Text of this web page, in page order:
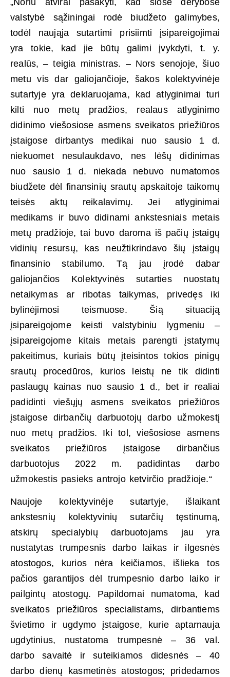
valstybė sąžiningai rodė biudžeto galimybes,
todėl naująja sutartimi prisiimti įsipareigojimai
yra tokie, kad jie būtų galimi įvykdyti, t. y.
realūs, – teigia ministras. – Nors senojoje, šiuo
metu vis dar galiojančioje, šakos kolektyvinėje
sutartyje yra deklaruojama, kad atlyginimai turi
kilti nuo metų pradžios, realaus atlyginimo
didinimo viešosiose asmens sveikatos priežiūros
įstaigose dirbantys medikai nuo sausio 1 d.
niekuomet nesulaukdavo, nes lėšų didinimas
nuo sausio 1 d. niekada nebuvo numatomos
biudžete dėl finansinių srautų apskaitoje taikomų
teisės aktų reikalavimų. Jei atlyginimai
medikams ir buvo didinami ankstesniais metais
metų pradžioje, tai buvo daroma iš pačių įstaigų
vidinių resursų, kas neužtikrindavo šių įstaigų
finansinio stabilumo. Tą jau įrodė dabar
galiojančios Kolektyvinės sutarties nuostatų
netaikymas ar ribotas taikymas, privedęs iki
bylinėjimosi teismuose. Šią situaciją
įsipareigojome keisti valstybiniu lygmeniu –
įsipareigojome kitais metais parengti įstatymų
pakeitimus, kuriais būtų įteisintos tokios pinigų
srautų procedūros, kurios leistų ne tik didinti
paslaugų kainas nuo sausio 1 d., bet ir realiai
padidinti viešųjų asmens sveikatos priežiūros
įstaigose dirbančių darbuotojų darbo užmokestį
nuo metų pradžios. Iki tol, viešosiose asmens
sveikatos priežiūros įstaigose dirbančius
darbuotojus 2022 m. padidintas darbo
užmokestis pasieks antrojo ketvirčio pradžioje.“
Naujoje kolektyvinėje sutartyje, išlaikant
ankstesnių kolektyvinių sutarčių tęstinumą,
atskirų specialybių darbuotojams jau yra
nustatytas trumpesnis darbo laikas ir ilgesnės
atostogos, kurios nėra keičiamos, išlieka tos
pačios garantijos dėl trumpesnio darbo laiko ir
pailgintų atostogų. Papildomai numatoma, kad
sveikatos priežiūros specialistams, dirbantiems
švietimo ir ugdymo įstaigose, kurie aptarnauja
ugdytinius, nustatoma trumpesnė – 36 val.
darbo savaitė ir suteikiamos didesnės – 40
darbo dienų kasmetinės atostogos; pridedamos